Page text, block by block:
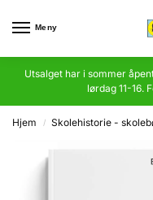
Meny
Utsalget har i sommer
lørdag 11-16.
Hjem / Skolehistorie -